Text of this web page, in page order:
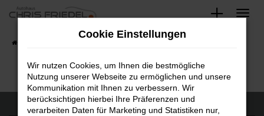
Zum
springen
Fahrzeugsuche
Cookie Einstellungen
Wir nutzen Cookies, um Ihnen die bestmögliche
Nutzung unserer Webseite zu ermöglichen und unsere
Kommunikation mit Ihnen zu verbessern. Wir
berücksichtigen hierbei Ihre Präferenzen und
verarbeiten Daten für Marketing und Statistiken nur,